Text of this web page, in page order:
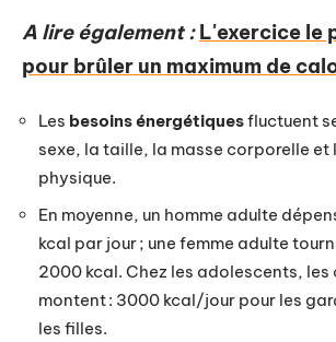
A lire également : L'exercice le
pour brûler un maximum de
Les besoins énergétiquesfluctuent
sexe, la taille, la masse corporelle et
physique.
En moyenne, un homme adulte
kcal par jour ; une femme adulte
2000 kcal. Chez les adolescents, les
montent : 3000 kcal/jour pour les
les filles.